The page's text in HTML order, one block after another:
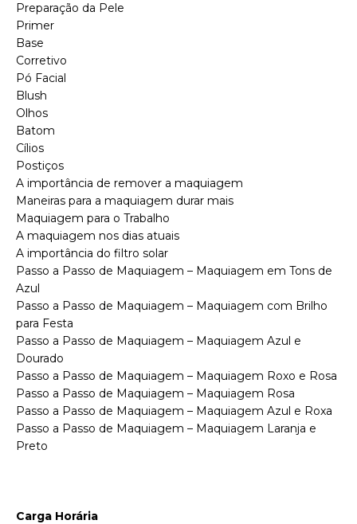
Preparação da Pele
Primer
Base
Corretivo
Pó Facial
Blush
Olhos
Batom
Cílios
Postiços
A importância de remover a maquiagem
Maneiras para a maquiagem durar mais
Maquiagem para o Trabalho
A maquiagem nos dias atuais
A importância do filtro solar
Passo a Passo de Maquiagem – Maquiagem em Tons de
Azul
Passo a Passo de Maquiagem – Maquiagem com Brilho
para Festa
Passo a Passo de Maquiagem – Maquiagem Azul e
Dourado
Passo a Passo de Maquiagem – Maquiagem Roxo e Rosa
Passo a Passo de Maquiagem – Maquiagem Rosa
Passo a Passo de Maquiagem – Maquiagem Azul e Roxa
Passo a Passo de Maquiagem – Maquiagem Laranja e
Preto
Carga Horária